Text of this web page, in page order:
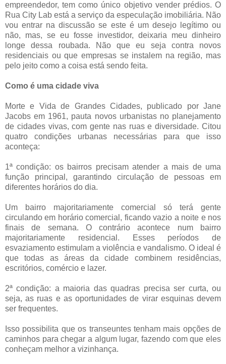
empreendedor, tem como único objetivo vender prédios. O
Rua City Lab está a serviço da especulação imobiliária. Não
vou entrar na discussão se este é um desejo legítimo ou
não, mas, se eu fosse investidor, deixaria meu dinheiro
longe dessa roubada. Não que eu seja contra novos
residenciais ou que empresas se instalem na região, mas
pelo jeito como a coisa está sendo feita.
Como é uma cidade viva
Morte e Vida de Grandes Cidades, publicado por Jane
Jacobs em 1961, pauta novos urbanistas no planejamento
de cidades vivas, com gente nas ruas e diversidade. Citou
quatro condições urbanas necessárias para que isso
aconteça:
1ª condição: os bairros precisam atender a mais de uma
função principal, garantindo circulação de pessoas em
diferentes horários do dia.
Um bairro majoritariamente comercial só terá gente
circulando em horário comercial, ficando vazio a noite e nos
finais de semana. O contrário acontece num bairro
majoritariamente residencial. Esses períodos de
esvaziamento estimulam a violência e vandalismo. O ideal é
que todas as áreas da cidade combinem residências,
escritórios, comércio e lazer.
2ª condição: a maioria das quadras precisa ser curta, ou
seja, as ruas e as oportunidades de virar esquinas devem
ser frequentes.
Isso possibilita que os transeuntes tenham mais opções de
caminhos para chegar a algum lugar, fazendo com que eles
conheçam melhor a vizinhança.